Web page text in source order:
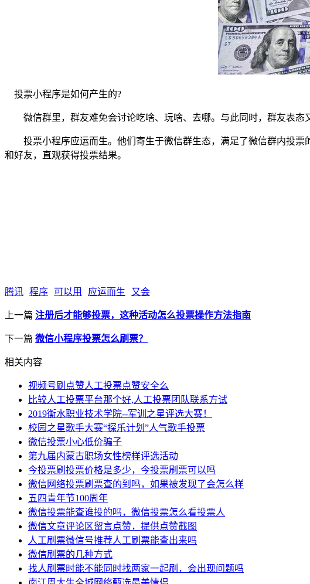
投票小程序是如何产生的?
微信群里，群友难免会讨论吃啥、玩啥、去哪。与此同时，群友表态
投票小程序应运而生。他们寄生于微信群生态，满足了微信群内投票
和好友，直观获得投票结果。
腾讯 程序 可以用 应运而生 又会
上一篇 注册后才能够投票，这种活动怎么投票操作方法指南
下一篇 微信小程序投票怎么刷票？
相关内容
视频号刷点赞人工投票点赞安全么
比较人工投票平台那个好,人工投票团队联系方试
2019衡水职业技术学院--军训之星评选大赛！
校园之星歌手大赛“探乐计划”人气歌手投票
微信投票小心低价骗子
第九届内蒙古职场女性榜样评选活动
今投票刷投票价格是多少，今投票刷票可以吗
微信网络投票刷票查的到吗，如果被发现了会怎么样
五四青年节100周年
微信投票能查谁投的吗，微信投票怎么看投票人
微信文章评论区留言点赞，提供点赞截图
人工刷票微信号推荐人工刷票能查出来吗
微信刷票的几种方式
找人刷票时能不能同时找两家一起刷，会出现问题吗